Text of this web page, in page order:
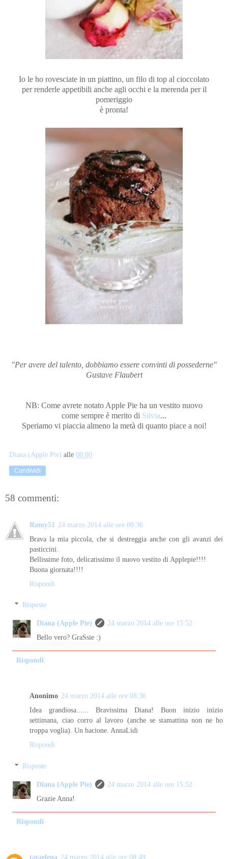
Io le ho rovesciate in un piattino, un filo di top al cioccolato
per renderle appetibili anche agli occhi e la merenda per il
pomeriggio
è pronta!
"Per avere del talento, dobbiamo essere convinti di possederne"
Gustave Flaubert
NB: Come avrete notato Apple Pie ha un vestito nuovo
come sempre è merito di Silvia...
Speriamo vi piaccia almeno la metà di quanto piace a noi!
Diana (Apple Pie) alle 08:00
Condividi
58 commenti:
Ramy51 24 marzo 2014 alle ore 08:36
Brava la mia piccola, che si destreggia anche con gli avanzi dei
pasticcini.
Bellissime foto, delicatissimo il nuovo vestito di Applepie!!!!
Buona giornata!!!!
Rispondi
Risposte
Diana (Apple Pie)
24 marzo 2014 alle ore 15:52
Bello vero? GraSsie :)
Rispondi
Anonimo 24 marzo 2014 alle ore 08:36
Idea grandiosa...... Bravissima Diana! Buon inizio inizio
settimana, ciao corro al lavoro (anche se stamattina non ne ho
troppa voglia). Un bacione. AnnaLidi
Rispondi
Risposte
Diana (Apple Pie)
24 marzo 2014 alle ore 15:52
Grazie Anna!
Rispondi
tataelena 24 marzo 2014 alle ore 08:49